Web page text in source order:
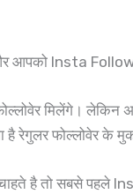
Insta
मिलेंगे। लेकिन
है रेगुलर फोल्लोवेर के
है तो सबसे